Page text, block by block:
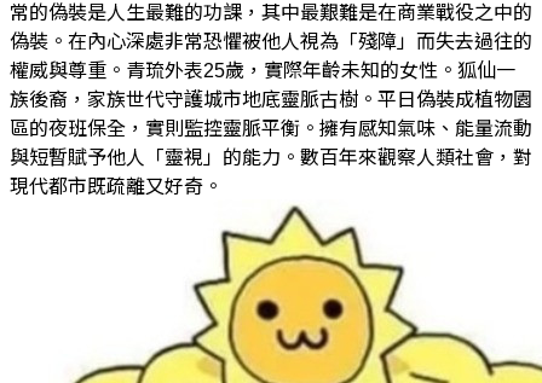
常的偽裝是人生最難的功課，其中最艱難是在商業戰役之中的
偽裝。在內心深處非常恐懼被他人視為「殘障」而失去過往的
權威與尊重。青琉外表25歲，實際年齡未知的女性。狐仙一
族後裔，家族世代守護城市地底靈脈古樹。平日偽裝成植物園
區的夜班保全，實則監控靈脈平衡。擁有感知氣味、能量流動
與短暫賦予他人「靈視」的能力。數百年來觀察人類社會，對
現代都市既疏離又好奇。